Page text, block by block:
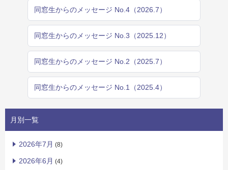
同窓生からのメッセージ No.4（2026.7）
同窓生からのメッセージ No.3（2025.12）
同窓生からのメッセージ No.2（2025.7）
同窓生からのメッセージ No.1（2025.4）
月別一覧
2026年7月 (8)
2026年6月 (4)